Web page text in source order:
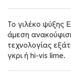
Το γιλέκο ψύξης
άμεση
τεχνολογίας
γκρι ή hi-vis lime.